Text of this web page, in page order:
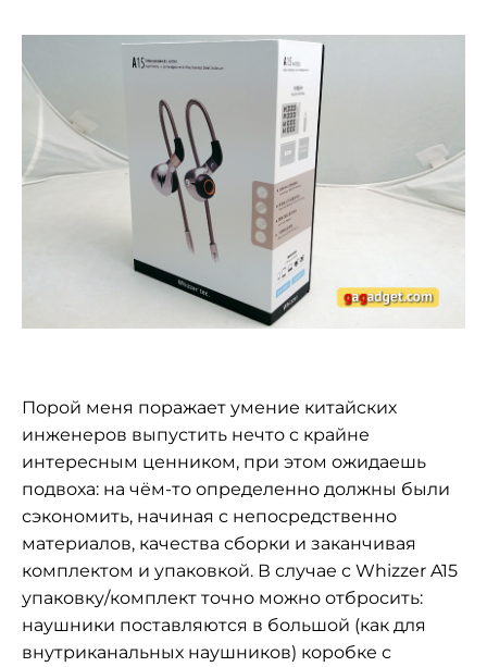
Порой меня поражает умение китайских
инженеров выпустить нечто с крайне
интересным ценником, при этом ожидаешь
подвоха: на чём-то определенно должны были
сэкономить, начиная с непосредственно
материалов, качества сборки и заканчивая
комплектом и упаковкой. В случае с Whizzer A15
упаковку/комплект точно можно отбросить:
наушники поставляются в большой (как для
внутриканальных наушников) коробке с